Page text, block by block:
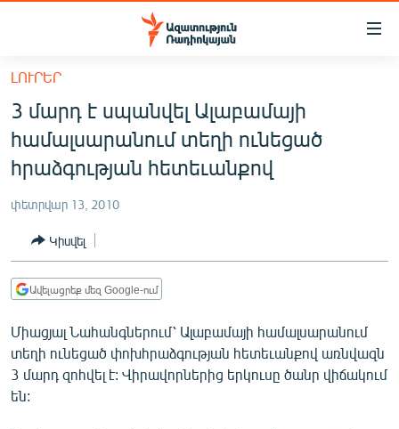
Մատչելիության
հիմնական
բովանդակությանը
Անցնել
հիմնական
մենյուին
ՀԱՅԱՍՏԱՆ
ՔԱՂԱՔԱԿԱՆ
ՀԱՍԱՐԱԿՈՒԹՅՈՒՆ
ՏՆՏԵՍՈՒԹՅՈՒՆ
ՊԱՏԵՐԱԶՄԻ 6 ՇԱԲԱԹՆԵՐԸ
ՏԱՐԱԾԱՇՐՋԱՆ
ԼՈՒՐԵՐ
3 մարդ է սպանվել Ալաբամայի
համալսարանում տեղի ունեցած
հրաձգության հետեւանքով
փետրվար 13, 2010
Կիսվել
Ավելացրեք մեզ Google-ում
Միացյալ Նահանգներում՝ Ալաբամայի համալսարանում
տեղի ունեցած փոխհրաձգության հետեւանքով առնվազն
3 մարդ զոհվել է: Վիրավորներից երկուսը ծանր վիճակում
են: